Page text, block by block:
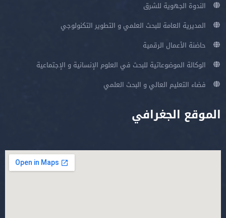
الندوة الجهوية للشرق
المديرية العامة للبحث العلمي و التطوير التكنولوجي
حاضنة الأعمال الرقمية
الوكالة الموضوعاتية للبحث في العلوم الإنسانية و الإجتماعية
فضاء التعليم العالي و البحث العلمي
الموقع الجغرافي